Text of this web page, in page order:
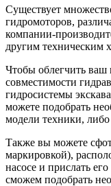
Существует
гидромоторов,
компании-
другим техническим
Чтобы облегчить
совместимости
гидросистемы
можете подобрать
модели техники,
Также вы можете
маркировкой),
насосе и прислать
сможем подобрать